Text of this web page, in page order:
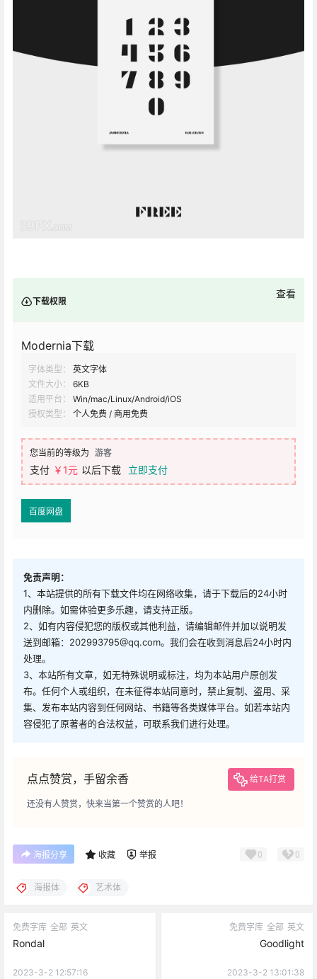
下载权限
查看
Modernia下载
字体类型：
英文字体
文件大小：
6KB
适用平台：
Win/mac/Linux/Android/iOS
授权类型：
个人免费 / 商用免费
您当前的等级为 游客
支付 ￥1元 以后下载 立即支付
百度网盘
免责声明：
1、本站提供的所有下载文件均在网络收集，请于下载后的24小时
内删除。如需体验更多乐趣，请支持正版。
2、如有内容侵犯您的版权或其他利益，请编辑邮件并加以说明发
送到邮箱：202993795@qq.com。我们会在收到消息后24小时内
处理。
3、本站所有文章，如无特殊说明或标注，均为本站用户原创发
布。任何个人或组织，在未征得本站同意时，禁止复制、盗用、采
集、发布本站内容到任何网站、书籍等各类媒体平台。如若本站内
容侵犯了原著者的合法权益，可联系我们进行处理。
点点赞赏，手留余香 给TA打赏
还没有人赞赏，快来当第一个赞赏的人吧！
海报分享 收藏 举报 0 0
海报体 艺术体
免费字库 全部 英文
Rondal
2023-3-2 12:57:16
免费字库 全部 英文
Goodlight
2023-3-2 13:01:38